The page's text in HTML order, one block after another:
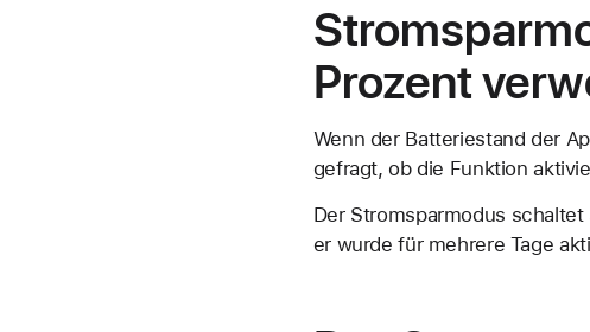
Prozent
Wenn der Batteriestand der
gefragt, ob die Funktion
Der Stromsparmodus
er wurde für mehrere Tage